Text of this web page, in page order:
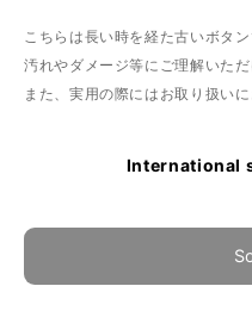
こちらは長い時を経た古いボタン
汚れやダメージ等にご理解いた
また、実用の際にはお取り扱いに
International